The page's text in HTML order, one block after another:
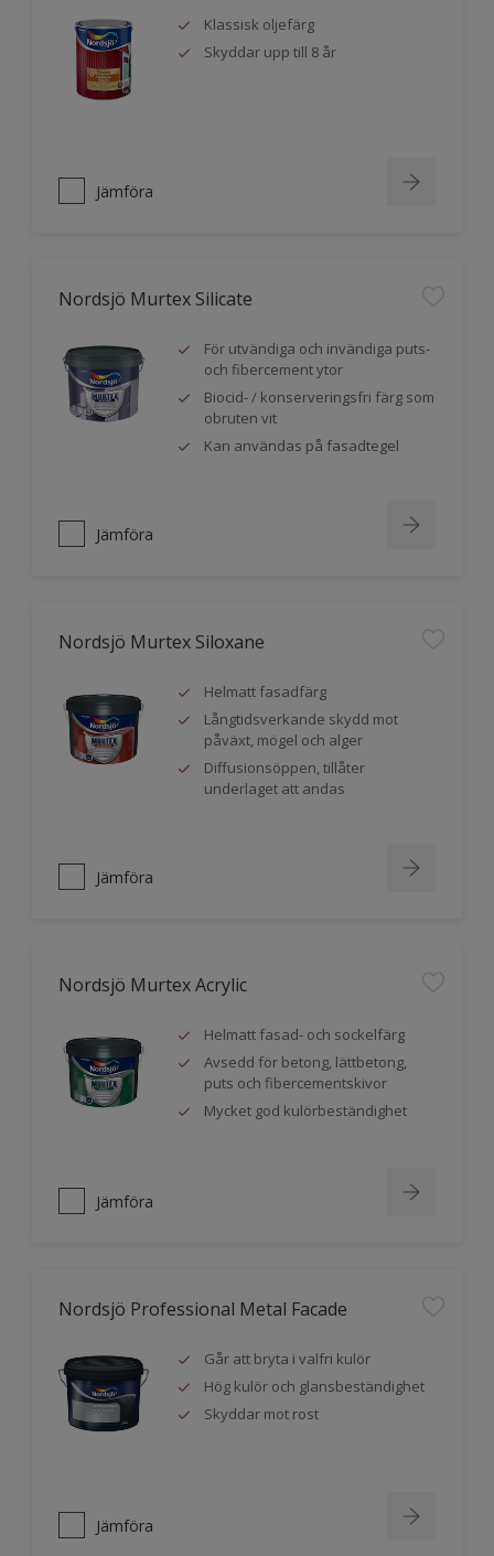
Klassisk oljefärg
Skyddar upp till 8 år
Jämföra
Nordsjö Murtex Silicate
För utvändiga och invändiga puts-
och fibercement ytor
Biocid- / konserveringsfri färg som
obruten vit
Kan användas på fasadtegel
Jämföra
Nordsjö Murtex Siloxane
Helmatt fasadfärg
Långtidsverkande skydd mot
påväxt, mögel och alger
Diffusionsöppen, tillåter
underlaget att andas
Jämföra
Nordsjö Murtex Acrylic
Helmatt fasad- och sockelfärg
Avsedd för betong, lättbetong,
puts och fibercementskivor
Mycket god kulörbeständighet
Jämföra
Nordsjö Professional Metal Facade
Går att bryta i valfri kulör
Hög kulör och glansbeständighet
Skyddar mot rost
Jämföra